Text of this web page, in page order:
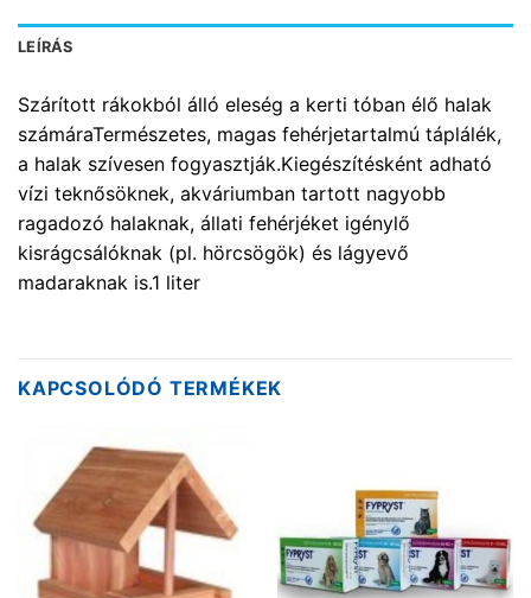
LEÍRÁS
Szárított rákokból álló eleség a kerti tóban élő halak
számáraTermészetes, magas fehérjetartalmú táplálék,
a halak szívesen fogyasztják.Kiegészítésként adható
vízi teknősöknek, akváriumban tartott nagyobb
ragadozó halaknak, állati fehérjéket igénylő
kisrágcsálóknak (pl. hörcsögök) és lágyevő
madaraknak is.1 liter
KAPCSOLÓDÓ TERMÉKEK